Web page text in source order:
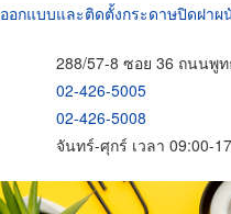
อกแบบและติดตั้งกระดาษปิดฝาผ
288/57-8 ซอย 36 ถนนพู
02-426-5005
02-426-5008
จันทร์-ศุกร์ เวลา 09:00-